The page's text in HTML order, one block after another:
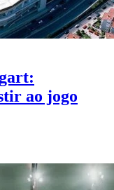
ao jogo